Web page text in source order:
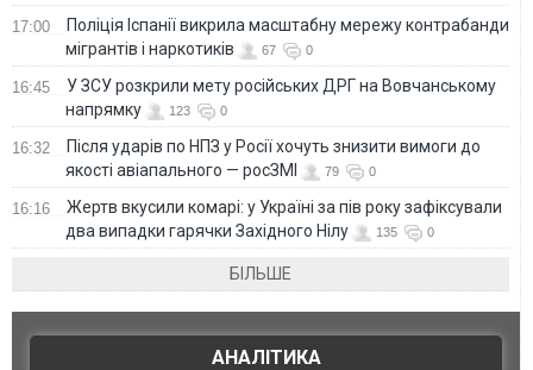
17:00
Поліція Іспанії викрила масштабну мережу контрабанди
мігрантів і наркотиків
67 0
16:45
У ЗСУ розкрили мету російських ДРГ на Вовчанському
напрямку
123 0
16:32
Після ударів по НПЗ у Росії хочуть знизити вимоги до
якості авіапального — росЗМІ
79 0
16:16
Жертв вкусили комарі: у Україні за пів року зафіксували
два випадки гарячки Західного Нілу
135 0
БІЛЬШЕ
АНАЛІТИКА